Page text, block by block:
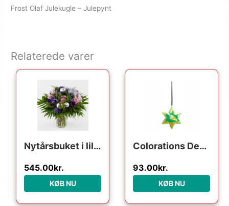
Frost Olaf Julekugle – Julepynt
Relaterede varer
Nytårsbuket i lilla – Send blomster med Bloomit
545.00kr.
KØB NU
Colorations Decorate your own Christmas Star Pendant Set of 12 pieces
93.00kr.
KØB NU